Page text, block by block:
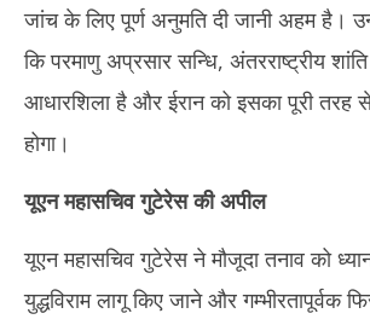
जांच के लिए पूर्ण अनुमति दी जानी अहम है।
कि परमाणु अप्रसार सन्धि, अंतरराष्ट्रीय
आधारशिला है और ईरान को इसका पूरी तरह
होगा।
यूएन महासचिव गुटेरेस की अपील
यूएन महासचिव गुटेरेस ने मौजूदा तनाव को
युद्धविराम लागू किए जाने और गम्भीरतापूर्वक